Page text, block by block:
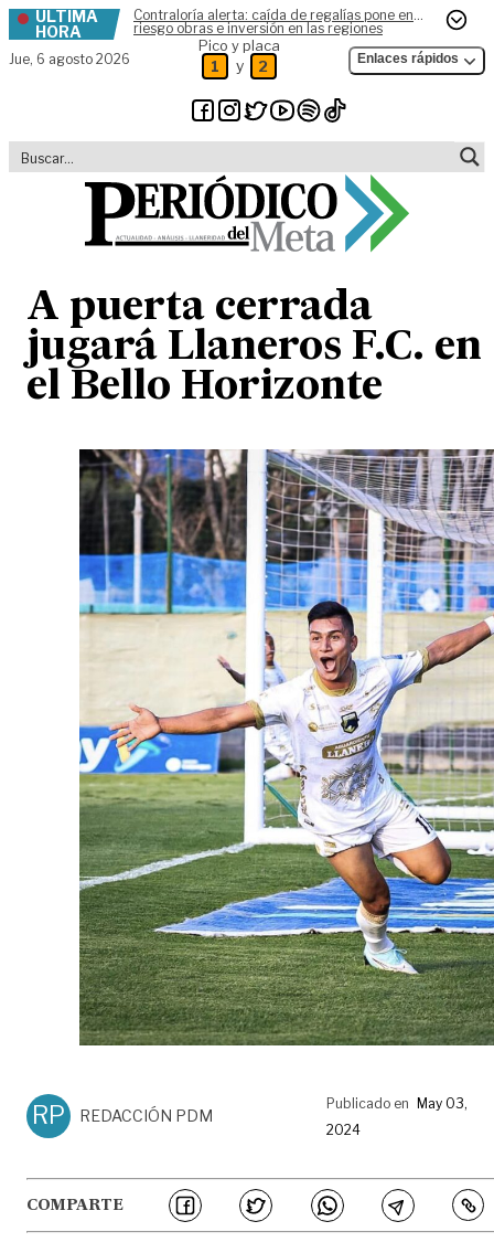
Skip to content
ÚLTIMA
HORA
Contraloría alerta: caída de regalías pone en
riesgo obras e inversión en las regiones
Jue, 6 agosto 2026
Pico y placa
1 y 2 Enlaces rápidos
A puerta cerrada
jugará Llaneros F.C. en
el Bello Horizonte
RP REDACCIÓN PDM
Publicado en May 03,
2024
COMPARTE